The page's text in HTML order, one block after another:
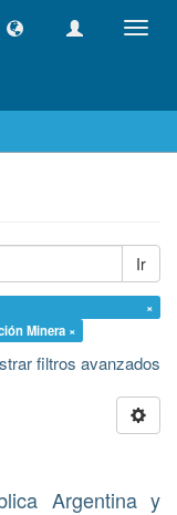
Ir
×
Minera ×
filtros avanzados
Argentina y